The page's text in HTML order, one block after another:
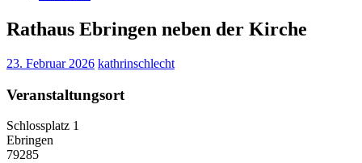
Rathaus Ebringen neben der Kirche
23. Februar 2026 kathrinschlecht
Veranstaltungsort
Schlossplatz 1
Ebringen
79285